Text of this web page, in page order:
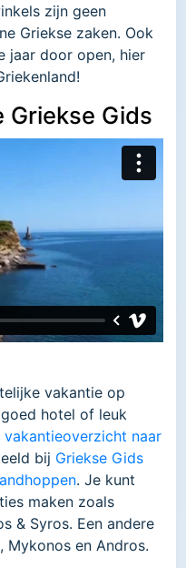
zijn geen
Griekse zaken. Ook
jaar door open, hier
Griekse Gids
vakantie op
hotel of leuk
vakantieoverzicht naar
bij Griekse Gids
. Je kunt
maken zoals
& Syros. Een andere
Mykonos en Andros.